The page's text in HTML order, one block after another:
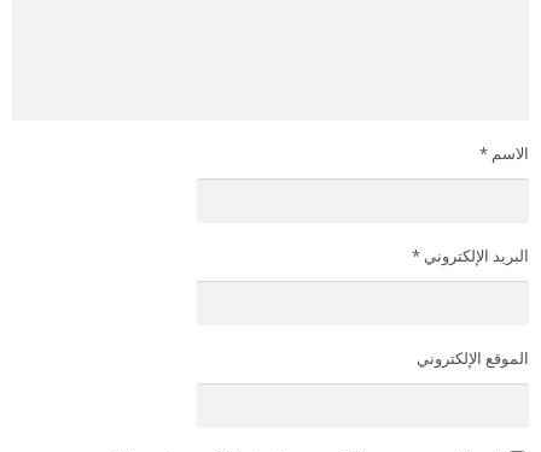
الاسم *
البريد الإلكتروني *
الموقع الإلكتروني